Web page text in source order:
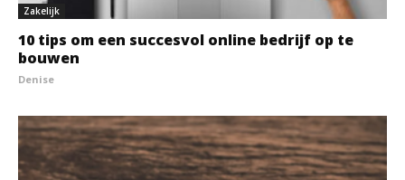
Zakelijk
10 tips om een succesvol online bedrijf op te
bouwen
Denise